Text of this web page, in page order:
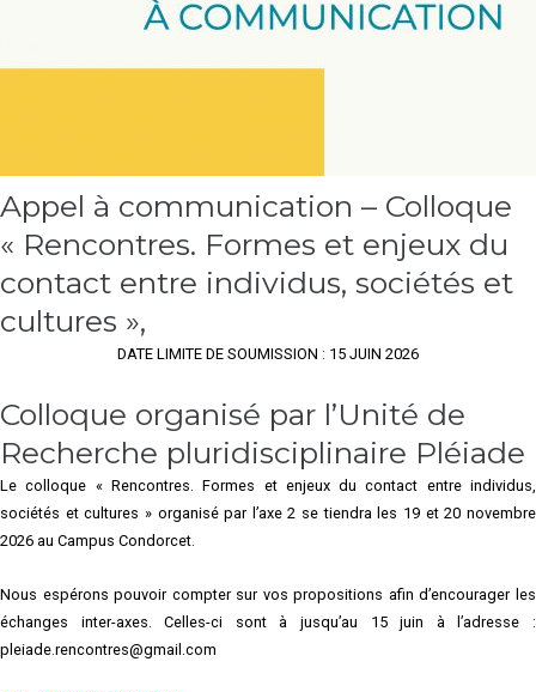
Appel à communication – Colloque
« Rencontres. Formes et enjeux du
contact entre individus, sociétés et
cultures »,
DATE LIMITE DE SOUMISSION : 15 JUIN 2026
Colloque organisé par l’Unité de
Recherche pluridisciplinaire Pléiade
Le colloque « Rencontres. Formes et enjeux du contact entre individus,
sociétés et cultures » organisé par l’axe 2 se tiendra les 19 et 20 novembre
2026 au Campus Condorcet.
Nous espérons pouvoir compter sur vos propositions afin d’encourager les
échanges inter-axes. Celles-ci sont à jusqu’au 15 juin à l’adresse :
pleiade.rencontres@gmail.com